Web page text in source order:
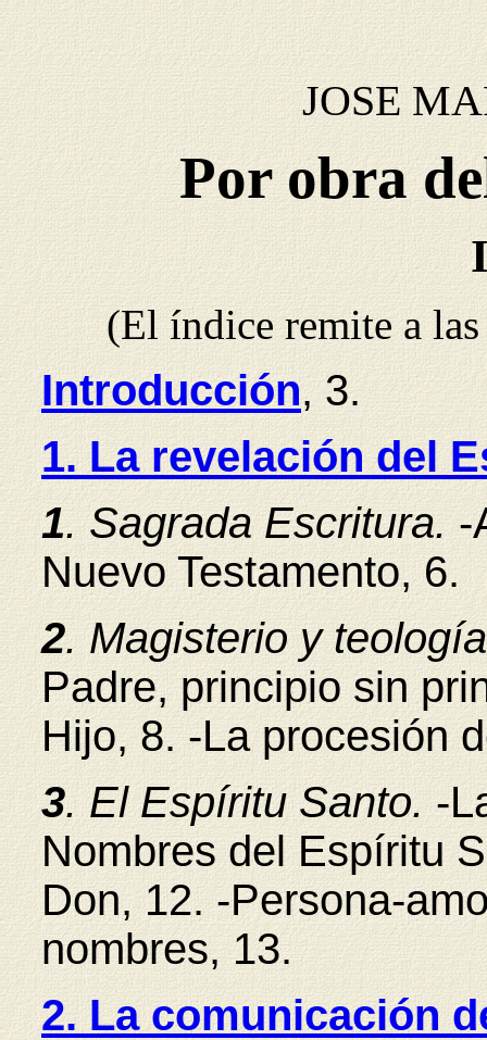
JOSE
Por obra
(El índice remite a
Introducción, 3.
1. La revelación del
1. Sagrada Escritura. -
Nuevo Testamento, 6.
2. Magisterio y
Padre, principio sin
Hijo, 8. -La procesión
3. El Espíritu Santo.-
Nombres del Espíritu
Don, 12. -Persona-
nombres, 13.
2. La comunicación